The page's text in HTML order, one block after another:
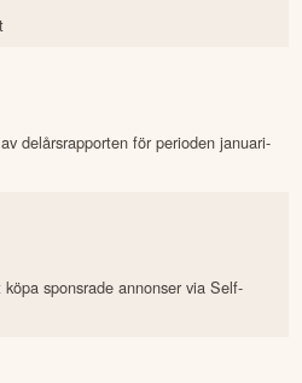
delårsrapporten för perioden januari-
sponsrade annonser via Self-